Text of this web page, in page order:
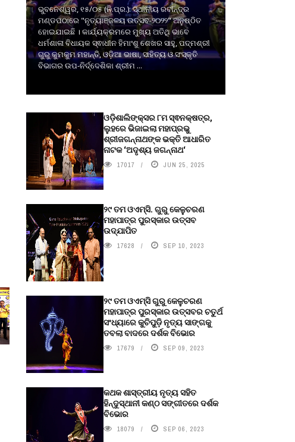
ଭୁବନେଶ୍ୱର, ୧୫/୦୫ (ନି.ପ୍ର.): ସ୍ଥାନୀୟ ରବୀନ୍ଦ୍ର
ମଣ୍ଡପଠାରେ "ନୃତ୍ୟାଞ୍ଜଳୟ ଉତ୍ସବ-୨୦୨୨" ଅନୁଷ୍ଠିତ
ହୋଇଯାଇଛି । କାର୍ଯ୍ୟକ୍ରମରେ ମୁଖ୍ୟ ଅତିଥି ଭାବେ
ଧର୍ମଶାଳା ବିଧାୟକ ସ୍ଵାଧୀନ ହିମାଂଶୁ ଶେଖର ସାହୁ, ପଦ୍ମଶ୍ରୀ
ଗୁରୁ କୁମକୁମ ମହାନ୍ତି, ଓଡ଼ିଆ ଭାଷା, ସାହିତ୍ୟ ଓ ସଂସ୍କୃତି
ବିଭାଗର ଉପ-ନିର୍ଦ୍ଦେଶିକା ଶ୍ରୀମ ...
ଓଡ଼ିଶାଲିଙ୍କ୍ସର ୮ମ ସ୍ଵନକ୍ଷତ୍ର,
ଲୁହରେ ଭିଜାଇଲା ମହାପ୍ରଭୁ
ଶ୍ରୀଜଗନ୍ନାଥଙ୍କ ଭକ୍ତି ଆଧାରିତ
ନାଟକ ‘ଅଦୃଶ୍ୟ ଜଗନ୍ନାଥ‘
17017 JUN 25, 2025
୨୯ ତମ ଓଏମ୍‌ସି. ଗୁରୁ କେଳୁଚରଣ
ମହାପାତ୍ର ପୁରସ୍କାର ଉତ୍ସବ
ଉଦ୍‍ଯାପିତ
17628 SEP 10, 2023
୨୯ ତମ ଓଏମ୍‌ସି ଗୁରୁ କେଳୁଚରଣ
ମହାପାତ୍ର ପୁରସ୍କାର ଉତ୍ସବର ଚତୁର୍ଥ
ସଂଧ୍ୟାରେ କୁଚିପୁଡ଼ି ନୃତ୍ୟ ସାଙ୍ଗକୁ
ତବଲା ବାଦରେ ଦର୍ଶକ ବିଭୋର
17679 SEP 09, 2023
କଥକ ଶାସ୍ତ୍ରୀୟ ନୃତ୍ୟ ସହିତ
ହିନ୍ଦୁସ୍ଥାନୀ କଣ୍ଠ ସଙ୍ଗୀତରେ ଦର୍ଶକ
ବିଭୋର
18079 SEP 06, 2023